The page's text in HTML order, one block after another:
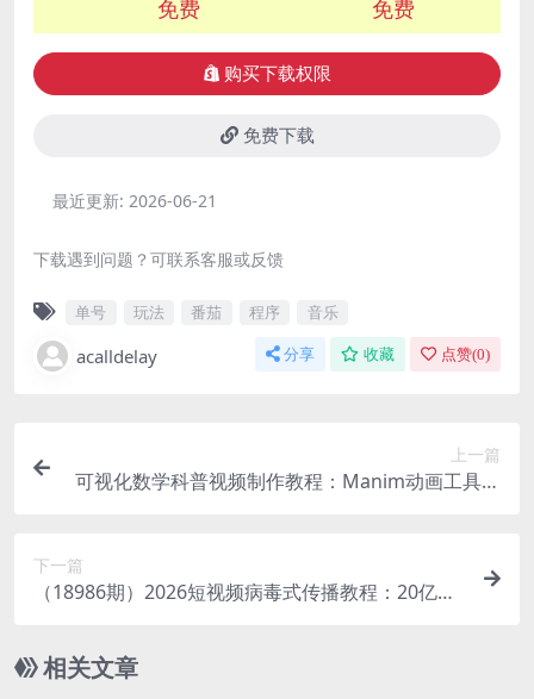
免费 免费
购买下载权限
免费下载
最近更新: 2026-06-21
下载遇到问题？可联系客服或反馈
单号 玩法 番茄 程序 音乐
acalldelay 分享 收藏 点赞(0)
上一篇
可视化数学科普视频制作教程：Manim动画工具实
下一篇
（18986期）2026短视频病毒式传播教程：20亿
相关文章